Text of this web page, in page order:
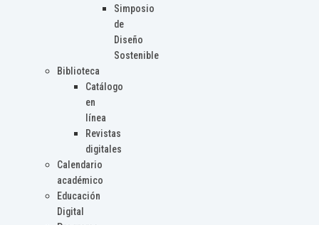
Simposio
de
Diseño
Sostenible
Biblioteca
Catálogo
en
línea
Revistas
digitales
Calendario
académico
Educación
Digital